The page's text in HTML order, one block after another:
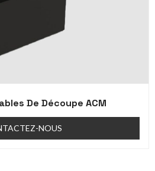
De Découpe ACM
NOUS